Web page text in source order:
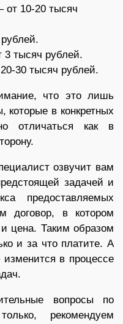
10-20 тысяч
тысяч рублей.
30 тысяч рублей.
что это лишь
которые в конкретных
отличаться как в
озвучит вам
задачей и
предоставляемых
договор, в котором
цена. Таким образом
и за что платите. А
в процессе
вопросы по
рекомендуем